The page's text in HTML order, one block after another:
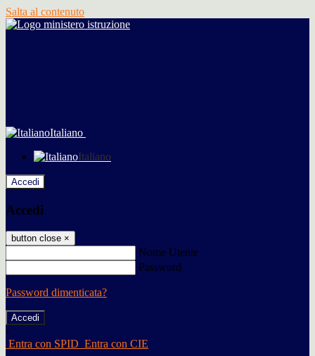
Salta al contenuto
Italiano
Italiano
Accedi
Accedi
button close ×
Nome Utente
Password
Password dimenticata?
-
Entra con SPID Entra con CIE